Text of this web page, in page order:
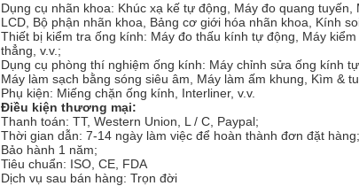
Dụng cụ nhãn khoa: Khúc xạ kế tự động, Máy đo quang
LCD, Bộ phận nhãn khoa, Bảng cơ giới hóa nhãn khoa, Kính
Thiết bị kiểm tra ống kính: Máy đo thấu kính tự động, Máy
thẳng, v.v.;
Dụng cụ phòng thí nghiệm ống kính: Máy chỉnh sửa ống kính
Máy làm sạch bằng sóng siêu âm, Máy làm ấm khung, Kìm &
Phụ kiện: Miếng chặn ống kính, Interliner, v.v.
Điều kiện thương mại:
Thanh toán: TT, Western Union, L / C, Paypal;
Thời gian dẫn: 7-14 ngày làm việc để hoàn thành đơn đặt hàng;
Bảo hành 1 năm;
Tiêu chuẩn: ISO, CE, FDA
Dịch vụ sau bán hàng: Trọn đời